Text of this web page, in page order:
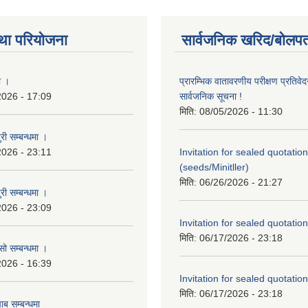
परियोजना
।
- 17:09
सम्बन्धमा ।
- 23:11
सम्बन्धमा ।
- 23:09
सम्बन्धमा ।
- 16:39
सम्बन्धमा
सार्वजनिक खरिद/
प्रारम्भिक वातावरणीय परीक्षण
सार्वजनिक सूचना !
मिति: 08/05/2026 - 11:30
Invitation for sealed quotation
(seeds/Minitller)
मिति: 06/26/2026 - 21:27
Invitation for sealed quotation
मिति: 06/17/2026 - 23:18
Invitation for sealed quotation
मिति: 06/17/2026 - 23:18